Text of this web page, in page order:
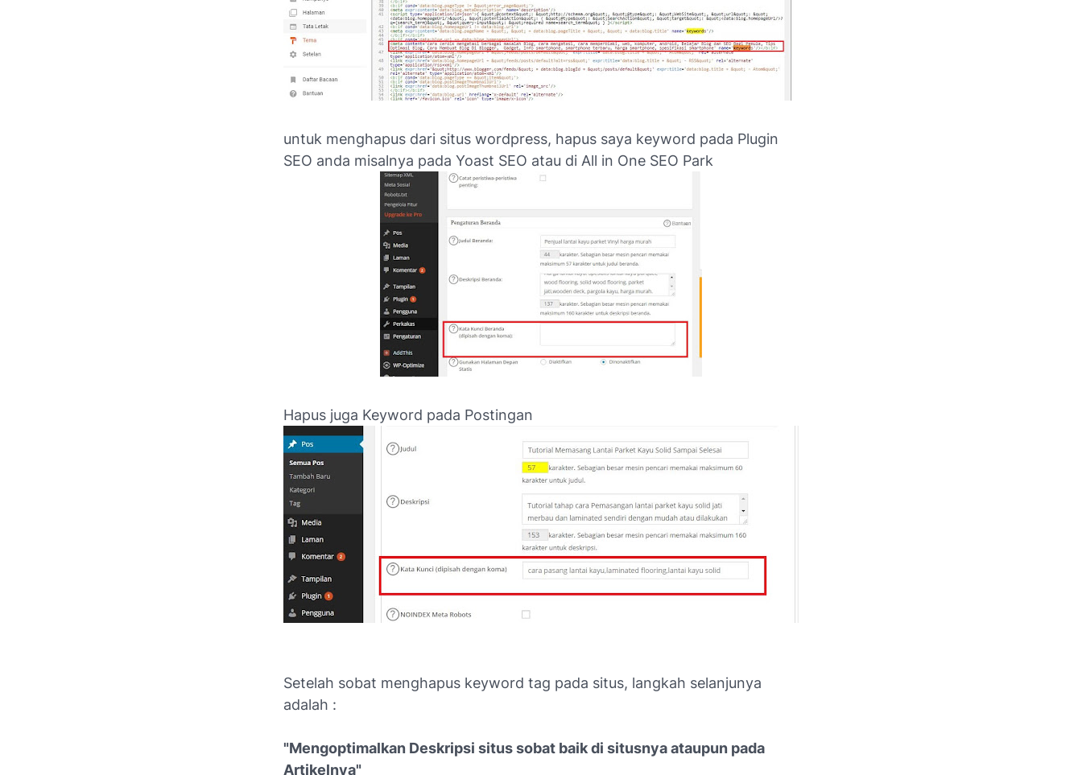
untuk menghapus dari situs wordpress, hapus saya keyword pada Plugin
SEO anda misalnya pada Yoast SEO atau di All in One SEO Park
Hapus juga Keyword pada Postingan
Setelah sobat menghapus keyword tag pada situs, langkah selanjunya
adalah :
"Mengoptimalkan Deskripsi situs sobat baik di situsnya ataupun pada
Artikelnya"